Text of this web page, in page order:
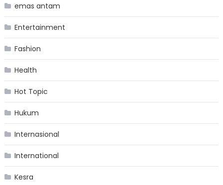
emas antam
Entertainment
Fashion
Health
Hot Topic
Hukum
Internasional
International
Kesra